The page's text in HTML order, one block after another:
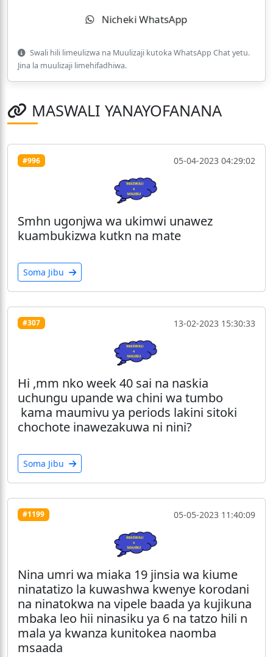
Nicheki WhatsApp
Swali hili limeulizwa na Muulizaji kutoka WhatsApp Chat yetu.
Jina la muulizaji limehifadhiwa.
MASWALI YANAYOFANANA
#996 05-04-2023 04:29:02
Smhn ugonjwa wa ukimwi unawez
kuambukizwa kutkn na mate
Soma Jibu
#307 13-02-2023 15:30:33
Hi ,mm nko week 40 sai na naskia
uchungu upande wa chini wa tumbo
kama maumivu ya periods lakini sitoki
chochote inawezakuwa ni nini?
Soma Jibu
#1199 05-05-2023 11:40:09
Nina umri wa miaka 19 jinsia wa kiume
ninatatizo la kuwashwa kwenye korodani
na ninatokwa na vipele baada ya kujikuna
mbaka leo hii ninasiku ya 6 na tatzo hili n
mala ya kwanza kunitokea naomba
msaada